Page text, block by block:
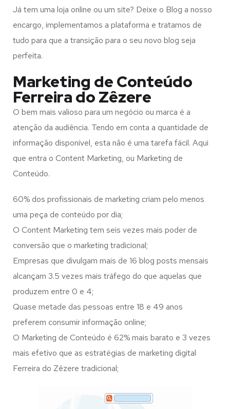
Já tem uma loja online ou um site? Deixe o Blog a nosso
encargo, implementamos a plataforma e tratamos de
tudo para que a transição para o seu novo blog seja
perfeita.
Marketing de Conteúdo
Ferreira do Zêzere
O bem mais valioso para um negócio ou marca é a
atenção da audiência. Tendo em conta a quantidade de
informação disponível, esta não é uma tarefa fácil. Aqui
que entra o Content Marketing, ou Marketing de
Conteúdo.
60% dos profissionais de marketing criam pelo menos
uma peça de conteúdo por dia;
O Content Marketing tem seis vezes mais poder de
conversão que o marketing tradicional;
Empresas que divulgam mais de 16 blog posts mensais
alcançam 3.5 vezes mais tráfego do que aquelas que
produzem entre 0 e 4;
Quase metade das pessoas entre 18 e 49 anos
preferem consumir informação online;
O Marketing de Conteúdo é 62% mais barato e 3 vezes
mais efetivo que as estratégias de marketing digital
Ferreira do Zêzere tradicional;